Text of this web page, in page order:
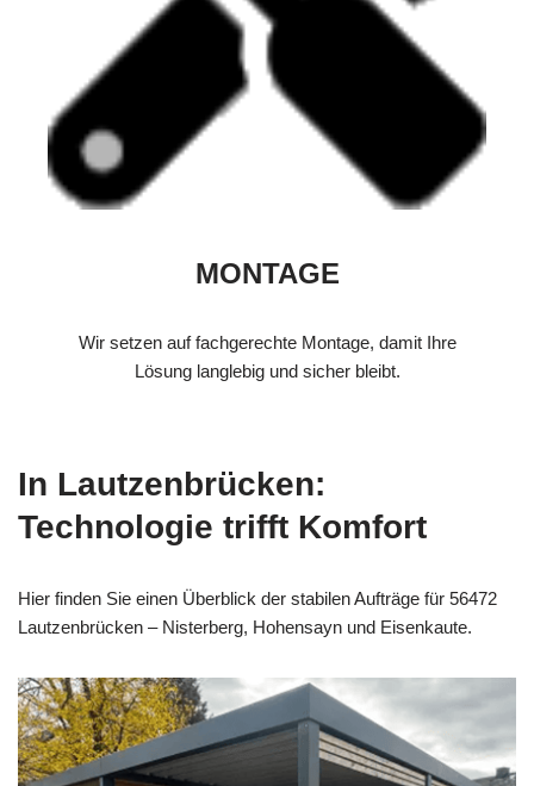
MONTAGE
Wir setzen auf fachgerechte Montage, damit Ihre
Lösung langlebig und sicher bleibt.
In Lautzenbrücken:
Technologie trifft Komfort
Hier finden Sie einen Überblick der stabilen Aufträge für 56472
Lautzenbrücken – Nisterberg, Hohensayn und Eisenkaute.